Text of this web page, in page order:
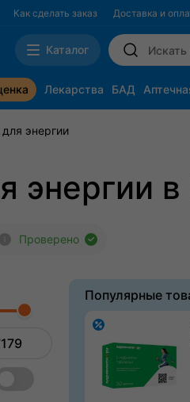
Как сделать заказ Доставка и
Каталог
Лекарства БАД
и беременность
энергии
энергии в
Проверено
Популярные